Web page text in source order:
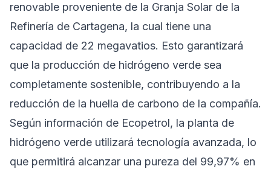
renovable proveniente de la Granja Solar de la
Refinería de Cartagena, la cual tiene una
capacidad de 22 megavatios. Esto garantizará
que la producción de hidrógeno verde sea
completamente sostenible, contribuyendo a la
reducción de la huella de carbono de la compañía.
Según información de Ecopetrol, la planta de
hidrógeno verde utilizará tecnología avanzada, lo
que permitirá alcanzar una pureza del 99,97% en